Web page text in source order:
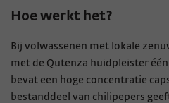
Hoe werkt het?
Bij volwassenen met lokale
met de Qutenza huidpleister
bevat een hoge concentratie
bestanddeel van chilipepers